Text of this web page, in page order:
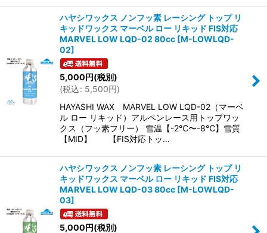
ハヤシワックス ノンフッ素 レーシング トップ リ
キッドワックス マーベル ロー リキッド FIS対応
MARVEL LOW LQD-02 80cc [M-LOWLQD-
02]
5,000円(税別)
(税込: 5,500円)
HAYASHI WAX MARVEL LOW LQD-02（マーベ
ル ロー リキッド）アルペンレース用トップワッ
クス（フッ素フリー） 雪温【-2℃〜-8℃】雪質
【MID】 【FIS対応トッ…
ハヤシワックス ノンフッ素 レーシング トップ リ
キッドワックス マーベル ロー リキッド FIS対応
MARVEL LOW LQD-03 80cc [M-LOWLQD-
03]
5,000円(税別)